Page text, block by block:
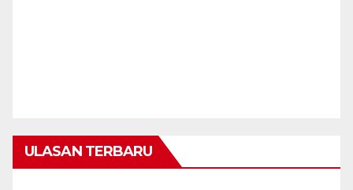
ULASAN TERBARU